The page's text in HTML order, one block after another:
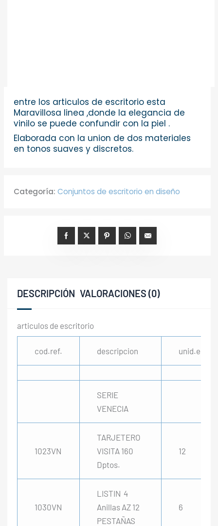
entre los articulos de escritorio esta
Maravillosa linea ,donde la elegancia de
vinilo se puede confundir con la piel .
Elaborada con la union de dos materiales
en tonos suaves y discretos.
Categoría: Conjuntos de escritorio en diseño
DESCRIPCIÓN VALORACIONES (0)
articulos de escritorio
cod.ref. descripcion unid.env
SERIE
VENECIA
1023VN
TARJETERO
VISITA 160
Dptos.
12
1030VN
LISTIN 4
Anillas AZ 12
PESTAÑAS
6